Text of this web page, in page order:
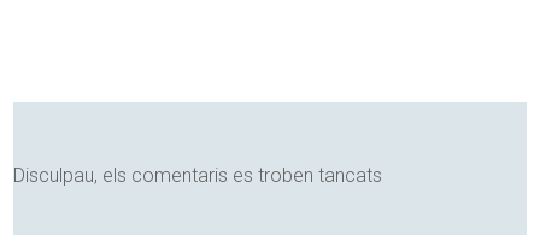
Disculpau, els comentaris es troben tancats